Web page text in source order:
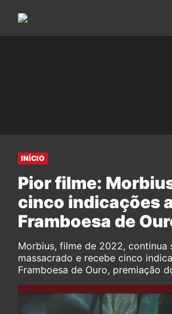
INÍCIO
Pior filme:
cinco indicações
Framboesa de
Morbius, filme de 2022, continua
massacrado e recebe cinco
Framboesa de Ouro, premiação